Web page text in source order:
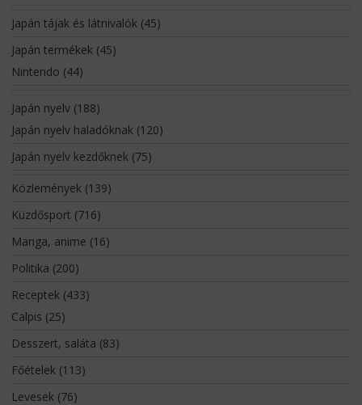
Japán tájak és látnivalók(45)
Japán termékek(45)
Nintendo (44)
Japán nyelv(188)
Japán nyelv haladóknak(120)
Japán nyelv kezdőknek(75)
Közlemények(139)
Küzdősport (716)
Manga, anime (16)
Politika (200)
Receptek(433)
Calpis (25)
Desszert, saláta (83)
Főételek(113)
Levesek(76)